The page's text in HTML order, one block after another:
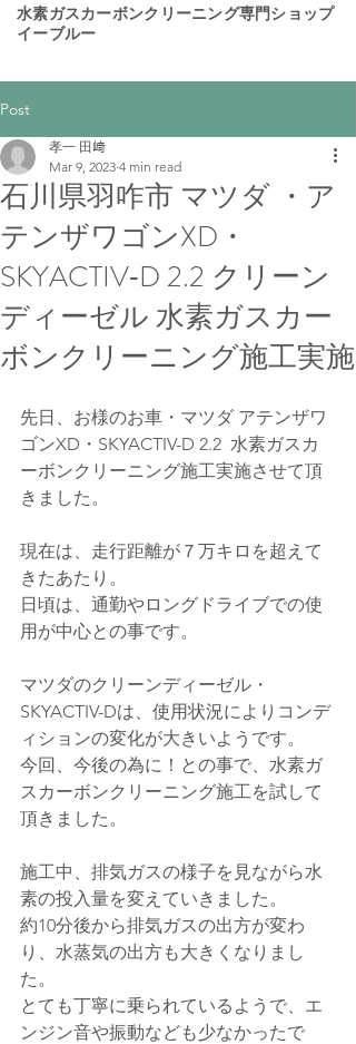
​水素ガスカーボンクリーニング専門ショップ
イーブルー
Post
石川県羽咋市 マツダ ・ア
テンザワゴンXD・
SKYACTIV‐D 2.2 クリーン
ディーゼル 水素ガスカー
ボンクリーニング施工実施
孝一 田﨑
Mar 9, 2023 4 min read
先日、お様のお車・マツダ アテンザワ
ゴンXD・SKYACTIV-D 2.2  水素ガスカ
ーボンクリーニング施工実施させて頂
きました。
現在は、走行距離が７万キロを超えて
きたあたり。
日頃は、通勤やロングドライブでの使
用が中心との事です。
マツダのクリーンディーゼル・
SKYACTIV-Dは、使用状況によりコンデ
ィションの変化が大きいようです。
今回、今後の為に！との事で、水素ガ
スカーボンクリーニング施工を試して
頂きました。
施工中、排気ガスの様子を見ながら水
素の投入量を変えていきました。
約10分後から排気ガスの出方が変わ
り、水蒸気の出方も大きくなりまし
た。
とても丁寧に乗られているようで、エ
ンジン音や振動なども少なかったで